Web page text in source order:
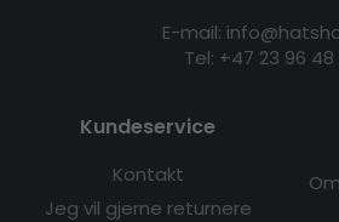
E-mail:
Tel: +47 23 96 48
Kundeservice
Kontakt
Jeg vil gjerne returnere